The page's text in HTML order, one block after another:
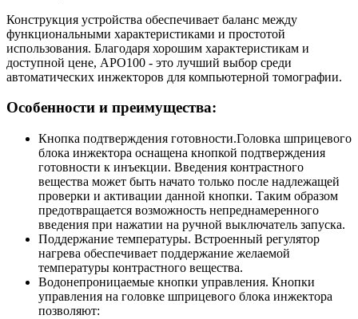
Конструкция устройства обеспечивает баланс между
функциональными характеристиками и простотой
использования. Благодаря хорошим характеристикам и
доступной цене, APO100 - это лучший выбор среди
автоматических инжекторов для компьютерной томографии.
Особенности и преимущества:
Кнопка подтверждения готовности.Головка шприцевого
блока инжектора оснащена кнопкой подтверждения
готовности к инъекции. Введения контрастного
вещества может быть начато только после надлежащей
проверки и активации данной кнопки. Таким образом
предотвращается возможность непреднамеренного
введения при нажатии на ручной выключатель запуска.
Поддержание температуры. Встроенный регулятор
нагрева обеспечивает поддержание желаемой
температуры контрастного вещества.
Водонепроницаемые кнопки управления. Кнопки
управления на головке шприцевого блока инжектора
позволяют: